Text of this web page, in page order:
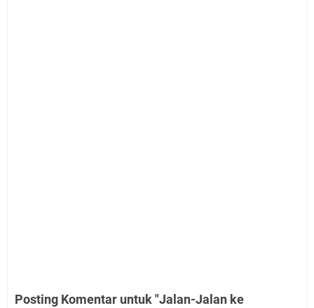
Posting Komentar untuk "Jalan-Jalan ke